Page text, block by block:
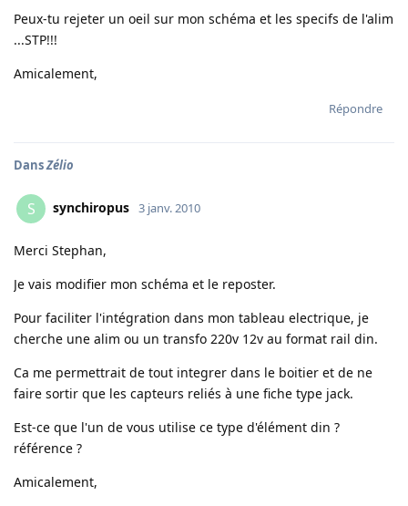
Peux-tu rejeter un oeil sur mon schéma et les specifs de l'alim
...STP!!!
Amicalement,
Répondre
DansZélio
S synchiropus 3 janv. 2010
Merci Stephan,
Je vais modifier mon schéma et le reposter.
Pour faciliter l'intégration dans mon tableau electrique, je
cherche une alim ou un transfo 220v 12v au format rail din.
Ca me permettrait de tout integrer dans le boitier et de ne
faire sortir que les capteurs reliés à une fiche type jack.
Est-ce que l'un de vous utilise ce type d'élément din ?
référence ?
Amicalement,